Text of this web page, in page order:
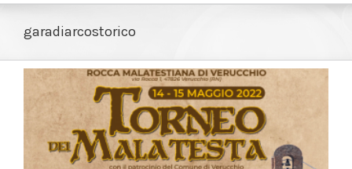
garadiarcostorico